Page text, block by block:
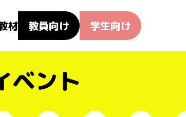
材 教員向け 学生向け
ベント